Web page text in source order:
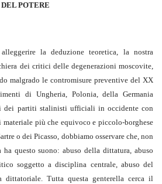
POTERE
la deduzione teoretica, la nostra
dei critici delle degenerazioni moscovite,
malgrado le contromisure preventive del XX
di Ungheria, Polonia, della Germania
dei partiti stalinisti ufficiali in occidente con
materiale più che equivoco e piccolo-borghese
o dei Picasso, dobbiamo osservare che, non
ha questo suono: abuso della dittatura, abuso
soggetto a disciplina centrale, abuso del
dittatoriale. Tutta questa genterella cerca il